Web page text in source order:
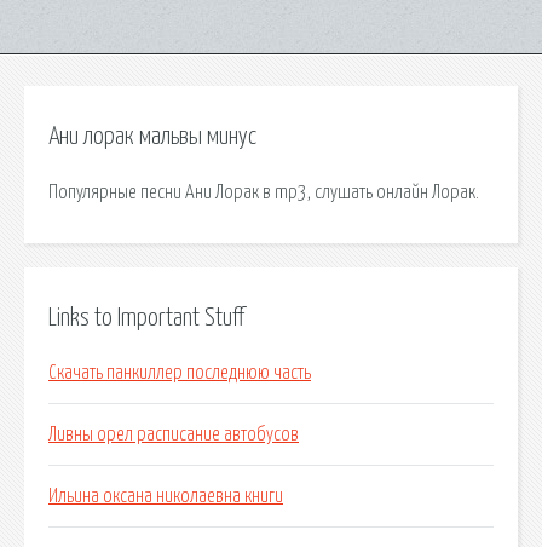
Ани лорак мальвы минус
Популярные песни Ани Лорак в mp3, слушать онлайн Лорак.
Links to Important Stuff
Скачать панкиллер последнюю часть
Ливны орел расписание автобусов
Ильина оксана николаевна книги